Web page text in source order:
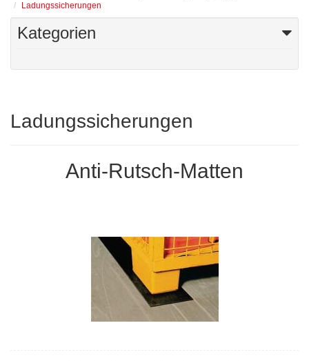
Ladungssicherungen
Kategorien
Ladungssicherungen
Anti-Rutsch-Matten